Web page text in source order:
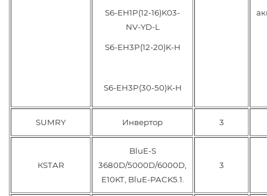
S6-EH1P(12-16)K03-
NV-YD-L
S6-EH3P(12-20)K-H
S6-EH3P(30-50)K-H
SUMRY Инвертор 3
КSTAR
BluE-S
3680D/5000D/6000D,
E10KT, BluE-PACK5.1.
3